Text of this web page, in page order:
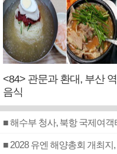
<84> 관문과 환대, 부산
음식
■ 해수부 청사, 북항 국제여
■ 2028 유엔 해양총회 개최지,